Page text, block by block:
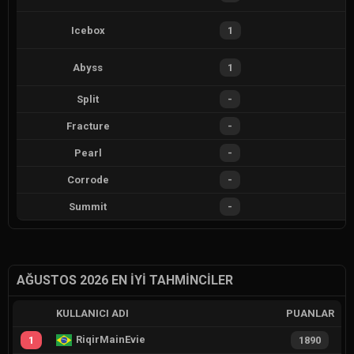
Icebox 1
Abyss 1
Split -
Fracture -
Pearl -
Corrode -
Summit -
AĞUSTOS 2026 EN İYI TAHMINCILER
KULLANICI ADI PUANLAR
1 RiqirMainEvie 1890